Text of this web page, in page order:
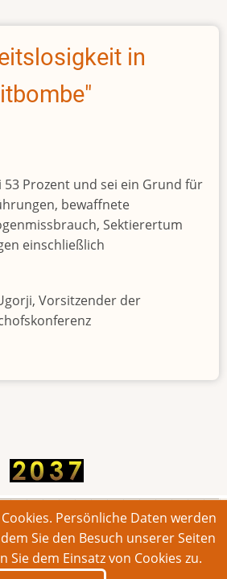
in
53 Prozent und sei ein Grund für
bewaffnete
Sektierertum
einschließlich
Vorsitzender der
Alle Rechte vorbehalten.
Intern
Persönliche Daten werden
Sie den Besuch unserer Seiten
Sie dem Einsatz von Cookies zu.